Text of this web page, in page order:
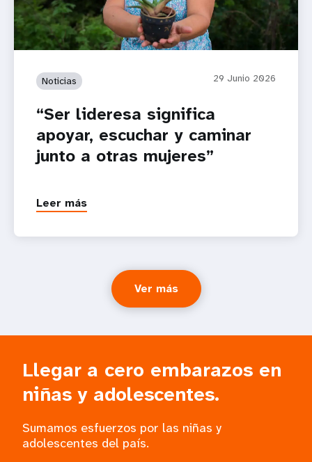
Noticias 29 Junio 2026
“Ser lideresa significa
apoyar, escuchar y caminar
junto a otras mujeres”
Leer más
Ver más
Llegar a cero embarazos en
niñas y adolescentes.
Sumamos esfuerzos por las niñas y
adolescentes del país.